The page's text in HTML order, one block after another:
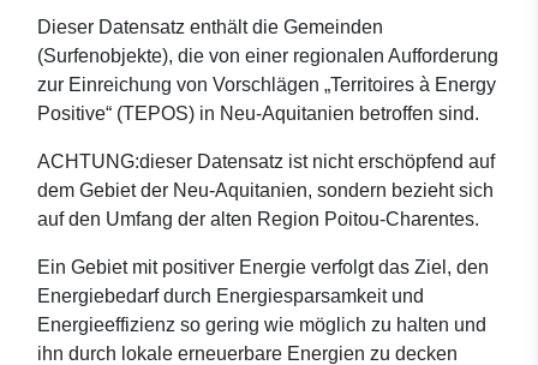
‚Territorien mit positiver
Energie‘ (TEPOS) –
Gemeinden – Perimeter
(Surfakustik)
Dieser Datensatz enthält die Gemeinden
(Surfenobjekte), die von einer regionalen Aufforderung
zur Einreichung von Vorschlägen „Territoires à Energy
Positive“ (TEPOS) in Neu-Aquitanien betroffen sind.
ACHTUNG:dieser Datensatz ist nicht erschöpfend auf
dem Gebiet der Neu-Aquitanien, sondern bezieht sich
auf den Umfang der alten Region Poitou-Charentes.
Ein Gebiet mit positiver Energie verfolgt das Ziel, den
Energiebedarf durch Energiesparsamkeit und
Energieeffizienz so gering wie möglich zu halten und
ihn durch lokale erneuerbare Energien zu decken